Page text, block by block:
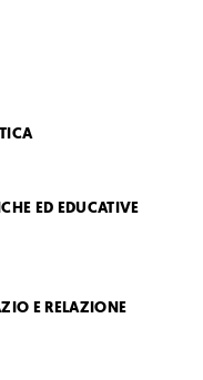
ED EDUCATIVE
E RELAZIONE